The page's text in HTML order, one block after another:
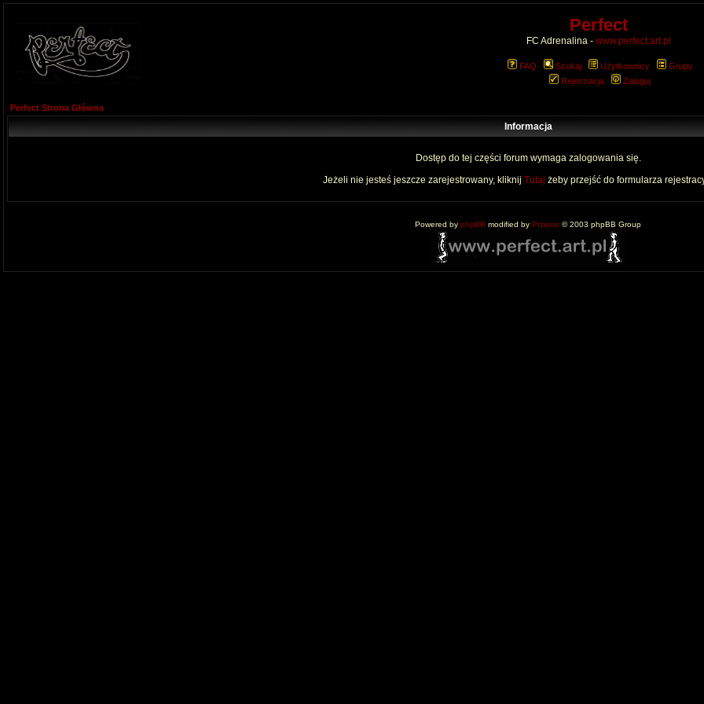
Perfect
FC Adrenalina - www.perfect.art.pl
FAQ Szukaj Użytkownicy
Grupy
Rejestracja
Zaloguj
Perfect Strona Główna
Informacja
Dostęp do tej części forum wymaga zalogowania się.
Jeżeli nie jesteś jeszcze zarejestrowany, kliknij Tutaj żeby przejść do formularza
Powered by phpBB modified by Przemo © 2003 phpBB Group